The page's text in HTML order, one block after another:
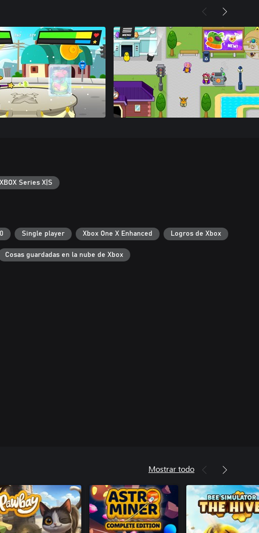
XBOX Series X|S
Single player Xbox One X Enhanced Logros de Xbox
Cosas guardadas en la nube de Xbox
Mostrar todo